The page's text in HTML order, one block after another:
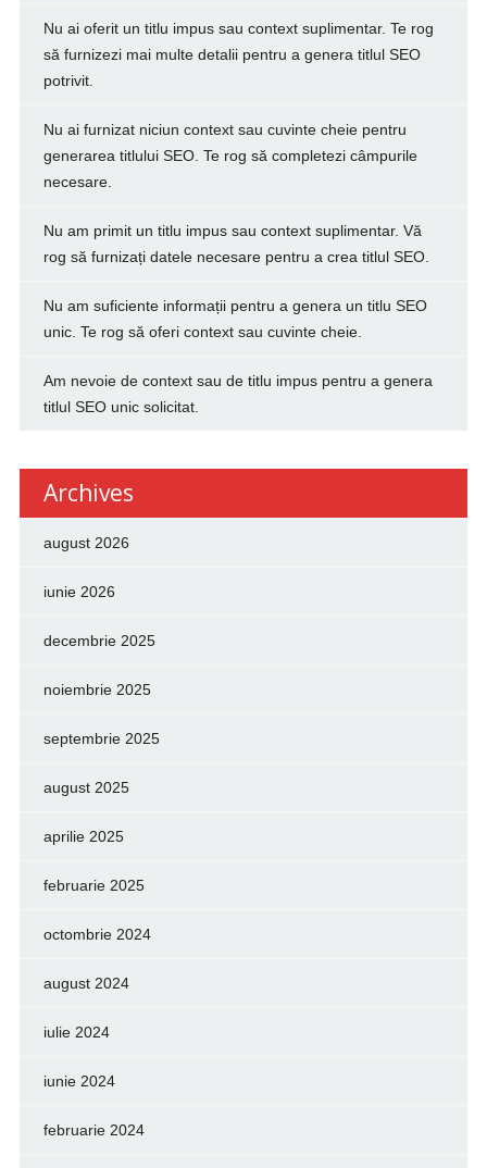
Nu ai oferit un titlu impus sau context suplimentar. Te rog
să furnizezi mai multe detalii pentru a genera titlul SEO
potrivit.
Nu ai furnizat niciun context sau cuvinte cheie pentru
generarea titlului SEO. Te rog să completezi câmpurile
necesare.
Nu am primit un titlu impus sau context suplimentar. Vă
rog să furnizați datele necesare pentru a crea titlul SEO.
Nu am suficiente informații pentru a genera un titlu SEO
unic. Te rog să oferi context sau cuvinte cheie.
Am nevoie de context sau de titlu impus pentru a genera
titlul SEO unic solicitat.
Archives
august 2026
iunie 2026
decembrie 2025
noiembrie 2025
septembrie 2025
august 2025
aprilie 2025
februarie 2025
octombrie 2024
august 2024
iulie 2024
iunie 2024
februarie 2024